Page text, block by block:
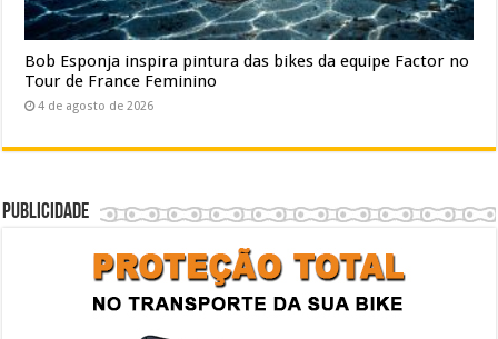
Bob Esponja inspira pintura das bikes da equipe Factor no
Tour de France Feminino
4 de agosto de 2026
Publicidade